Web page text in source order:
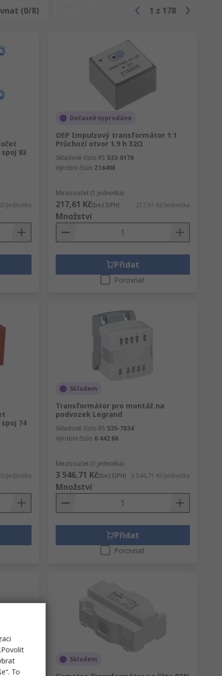
prostředích
a také kartáčů, číselníků a knoflíky
(0/8) 1 z 178
83
jednotka
Dočasně vyprodáno
OEP Impulzový transformátor 1:1
Průchozí otvor 1.9 h 32Ω
Skladové číslo RS 533-0176
Výrobní číslo Z1640E
Mezisoučet (1 jednotka)
217,61 Kč(bez DPH) 217,61 Kč/jednotka
Množství
Přidat
Porovnat
74
jednotka
Skladem
Transformátor pro montáž na
podvozek Legrand
Skladové číslo RS 535-7834
Výrobní číslo 0 442 66
Mezisoučet (1 jednotka)
3 546,71 Kč(bez DPH) 3 546,71 Kč/jednotka
Množství
Přidat
Porovnat
Skladem
To